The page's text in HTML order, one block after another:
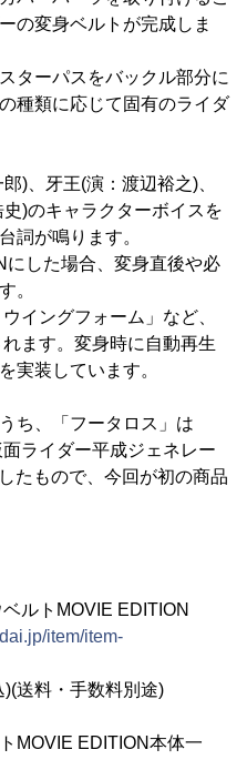
の変身ベルトが完成しま
ターパスをバックル部分に
種類に応じて固有のライダ
)、牙王(演：渡辺裕之)、
)のキャラクターボイスを
詞が鳴ります。
にした場合、変身直後や必
。
イングフォーム」など、
ます。変身時に自動再生
実装しています。
ち、「フータロス」は
ライダー平成ジェネレー
たもので、今回が初の商品
ルトMOVIE EDITION
item/item-
料・手数料別途)
MOVIE EDITION本体一